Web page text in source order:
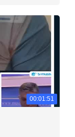
00:01:51